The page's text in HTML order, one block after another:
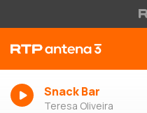
Snack Bar
Teresa Oliveira